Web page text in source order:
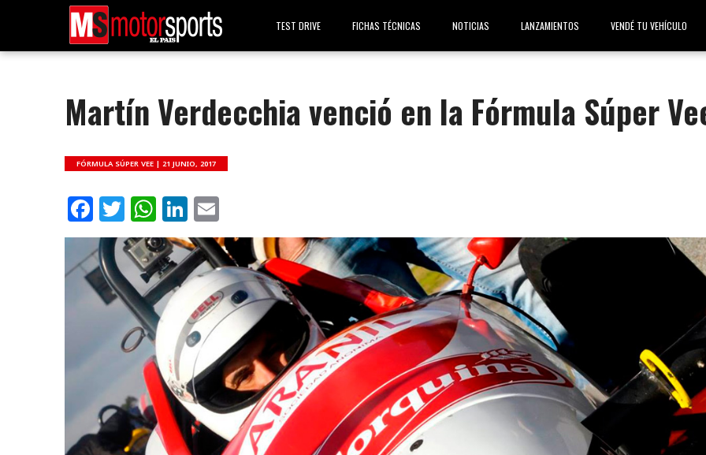
TEST DRIVE FICHAS TÉCNICAS NOTICIAS LANZAMIENTOS VENDÉ TU VEHÍCULO
Martín Verdecchia venció en la Fórmula Súper
FÓRMULA SÚPER VEE |21 JUNIO, 2017
Facebook
Twitter
WhatsApp
LinkedIn